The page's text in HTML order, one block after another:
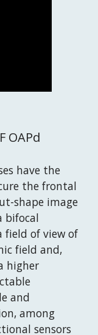
OAPd
have the
the frontal
shape image
bifocal
field of view of
field and,
higher
and
among
sensors